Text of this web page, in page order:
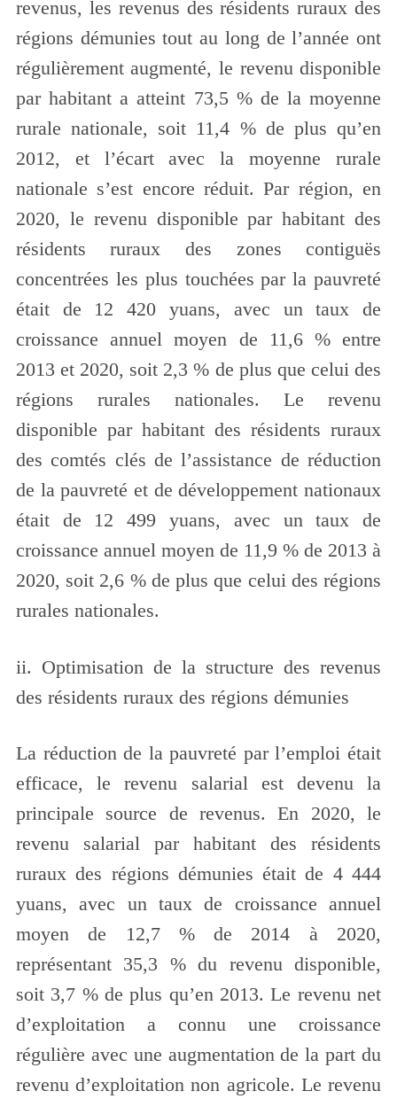
revenus, les revenus des résidents ruraux des
régions démunies tout au long de l’année ont
régulièrement augmenté, le revenu disponible
par habitant a atteint 73,5 % de la moyenne
rurale nationale, soit 11,4 % de plus qu’en
2012, et l’écart avec la moyenne rurale
nationale s’est encore réduit. Par région, en
2020, le revenu disponible par habitant des
résidents ruraux des zones contiguës
concentrées les plus touchées par la pauvreté
était de 12 420 yuans, avec un taux de
croissance annuel moyen de 11,6 % entre
2013 et 2020, soit 2,3 % de plus que celui des
régions rurales nationales. Le revenu
disponible par habitant des résidents ruraux
des comtés clés de l’assistance de réduction
de la pauvreté et de développement nationaux
était de 12 499 yuans, avec un taux de
croissance annuel moyen de 11,9 % de 2013 à
2020, soit 2,6 % de plus que celui des régions
rurales nationales.
ii. Optimisation de la structure des revenus
des résidents ruraux des régions démunies
La réduction de la pauvreté par l’emploi était
efficace, le revenu salarial est devenu la
principale source de revenus. En 2020, le
revenu salarial par habitant des résidents
ruraux des régions démunies était de 4 444
yuans, avec un taux de croissance annuel
moyen de 12,7 % de 2014 à 2020,
représentant 35,3 % du revenu disponible,
soit 3,7 % de plus qu’en 2013. Le revenu net
d’exploitation a connu une croissance
régulière avec une augmentation de la part du
revenu d’exploitation non agricole. Le revenu